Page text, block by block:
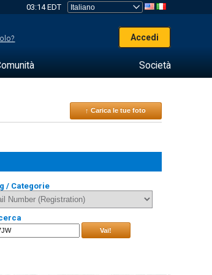
03:14 EDT
Accedi
Società
↑ Carica le tue foto
/ Categorie
Vai!